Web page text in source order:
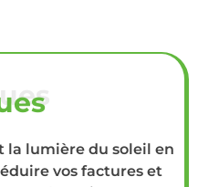
la lumière du soleil en
vos factures et